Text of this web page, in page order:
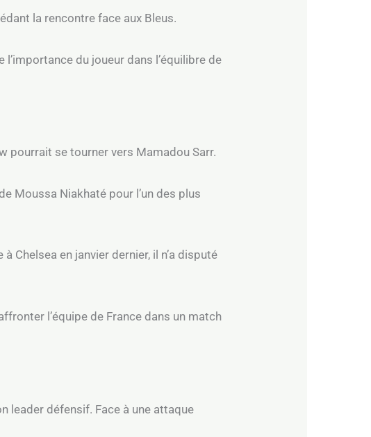
la rencontre face aux Bleus.
du joueur dans l’équilibre de
pourrait se tourner vers Mamadou Sarr.
Moussa Niakhaté pour l’un des plus
Chelsea en janvier dernier, il n’a disputé
l’équipe de France dans un match
leader défensif. Face à une attaque